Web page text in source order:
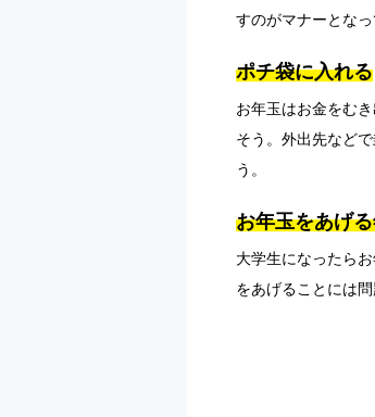
すのがマナーとなっ
ポチ袋に入れる
お年玉はお金をむ
そう。外出先など
う。
お年玉をあげ
大学生になったら
をあげることには